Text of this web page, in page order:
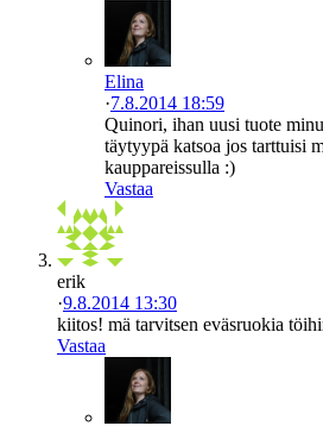
Elina
·7.8.2014 18:59
Quinori, ihan uusi tuote
täytyypä katsoa jos tarttuisi
kauppareissulla :)
Vastaa
erik
·9.8.2014 13:30
kiitos! mä tarvitsen eväsruokia
Vastaa